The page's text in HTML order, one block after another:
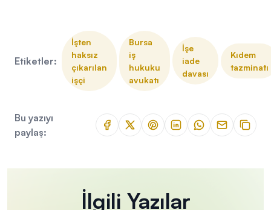
Etiketler:
İşten
haksız
çıkarılan
işçi
Bursa
iş
hukuku
avukatı
İşe
iade
davası
Kıdem
tazminatı
Bu yazıyı
paylaş:
İlgili Yazılar